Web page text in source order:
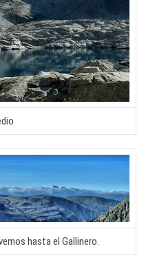
hasta el Gallinero.